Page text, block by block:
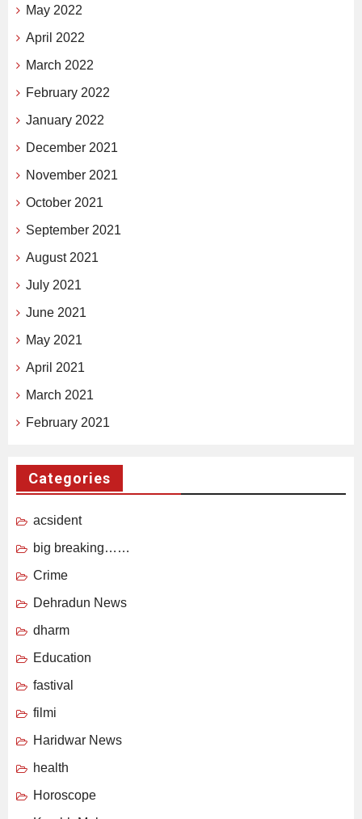
May 2022
April 2022
March 2022
February 2022
January 2022
December 2021
November 2021
October 2021
September 2021
August 2021
July 2021
June 2021
May 2021
April 2021
March 2021
February 2021
Categories
acsident
big breaking……
Crime
Dehradun News
dharm
Education
fastival
filmi
Haridwar News
health
Horoscope